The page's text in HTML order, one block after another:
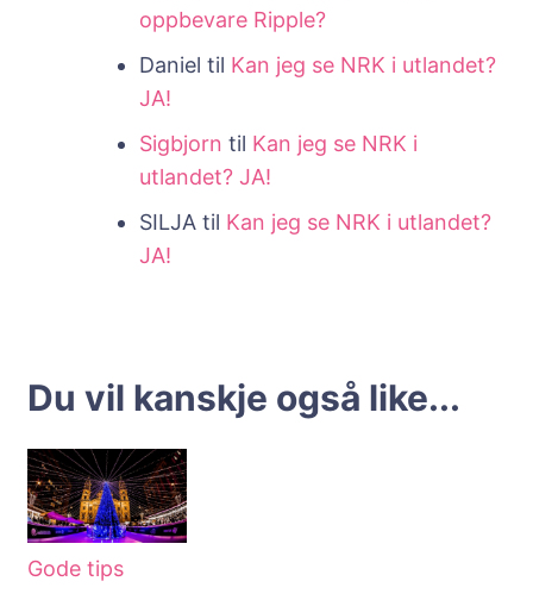
oppbevare Ripple?
Daniel til Kan jeg se NRK i utlandet?
JA!
Sigbjorn til Kan jeg se NRK i
utlandet? JA!
SILJA til Kan jeg se NRK i utlandet?
JA!
Du vil kanskje også like...
Gode tips